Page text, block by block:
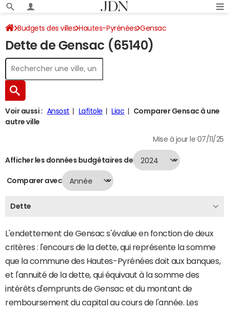
Budgets des villes Hautes-Pyrénées Gensac
Dette au 31/12/2024
Dette de Gensac (65140)
Voir aussi : Ansost Lafitole Liac
Comparer Gensac à une
autre ville
Mise à jour le 07/11/25
Afficher les données budgétaires de
Comparer avec
Dette
L'endettement de Gensac s'évalue en fonction de deux
critères : l'encours de la dette, qui représente la somme
que la commune des Hautes-Pyrénées doit aux banques,
et l'annuité de la dette, qui équivaut à la somme des
intérêts d'emprunts de Gensac et du montant de
remboursement du capital au cours de l'année. Les